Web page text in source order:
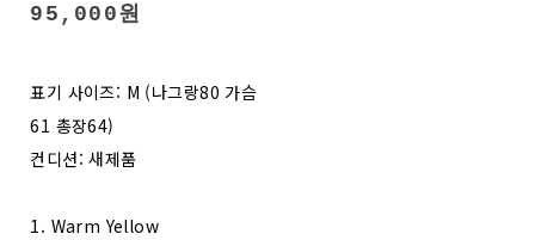
95,000원
표기 사이즈: M (나그랑80 가슴
61 총장64)
컨디션: 새제품
1. Warm Yellow